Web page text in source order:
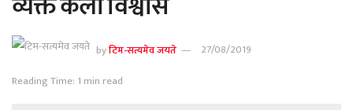
byटिम-सत्यमेव जयते
27/08/2019
Reading Time: 1 min read